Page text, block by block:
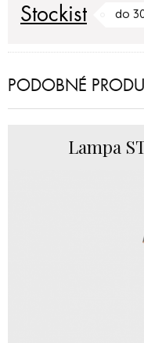
Stockist do
PODOBNÉ
Lampa